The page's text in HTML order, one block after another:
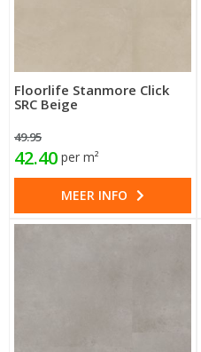
Floorlife Stanmore Click
SRC Beige
49.95
42.40 per m²
MEER INFO